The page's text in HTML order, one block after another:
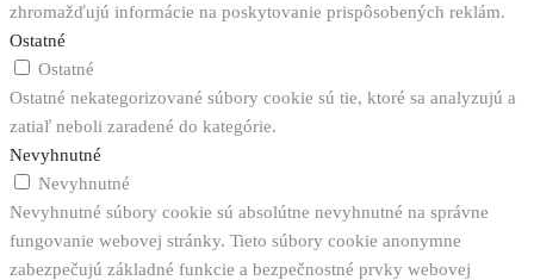
zhromažďujú informácie na poskytovanie prispôsobených reklám.
Ostatné
Ostatné
Ostatné nekategorizované súbory cookie sú tie, ktoré sa analyzujú a
zatiaľ neboli zaradené do kategórie.
Nevyhnutné
Nevyhnutné
Nevyhnutné súbory cookie sú absolútne nevyhnutné na správne
fungovanie webovej stránky. Tieto súbory cookie anonymne
zabezpečujú základné funkcie a bezpečnostné prvky webovej